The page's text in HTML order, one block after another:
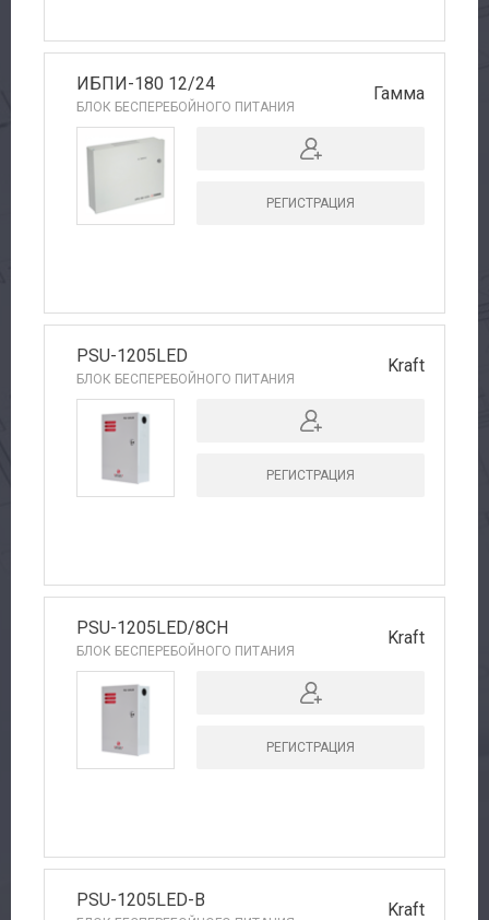
ИБПИ-180 12/24
БЛОК БЕСПЕРЕБОЙНОГО ПИТАНИЯ
Гамма
РЕГИСТРАЦИЯ
PSU-1205LED
БЛОК БЕСПЕРЕБОЙНОГО ПИТАНИЯ
Kraft
РЕГИСТРАЦИЯ
PSU-1205LED/8CH
БЛОК БЕСПЕРЕБОЙНОГО ПИТАНИЯ
Kraft
РЕГИСТРАЦИЯ
PSU-1205LED-B Kraft